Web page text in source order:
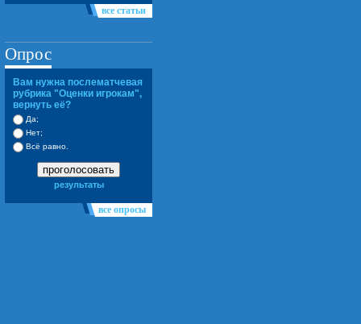
все статьи
Опрос
Вам нужна послематчевая
рубрика "Оценки игрокам",
вернуть её?
Да;
Нет;
Всё равно.
проголосовать
результаты
все опросы